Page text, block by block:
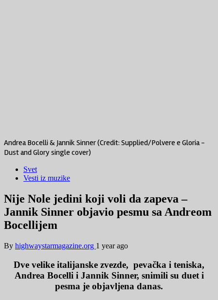
Andrea Bocelli & Jannik Sinner (Credit: Supplied/Polvere e Gloria -
Dust and Glory single cover)
Svet
Vesti iz muzike
Nije Nole jedini koji voli da zapeva –
Jannik Sinner objavio pesmu sa Andreom
Bocellijem
By highwaystarmagazine.org 1 year ago
Dve velike italijanske zvezde, pevačka i teniska,
Andrea Bocelli i Jannik Sinner, snimili su duet i
pesma je objavljena danas.